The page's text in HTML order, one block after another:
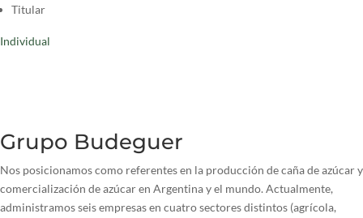
Titular
Individual
Grupo Budeguer
Nos posicionamos como referentes en la producción de caña de azúcar y
comercialización de azúcar en Argentina y el mundo. Actualmente,
administramos seis empresas en cuatro sectores distintos (agrícola,